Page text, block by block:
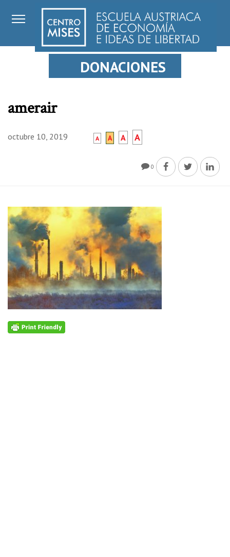
DONACIONES
amerair
octubre 10, 2019 A A A A
0